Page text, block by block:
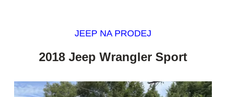
JEEP NA PRODEJ
2018 Jeep Wrangler Sport